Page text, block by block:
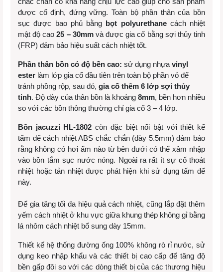
được cố định, đứng vững. Toàn bộ phần thân của bồn
sục được bao phủ bằng bọt polyurethane cách nhiệt
mật độ cao25 – 30mmvà được gia cố bằng sợi thủy tinh
(FRP) đảm bảo hiệu suất cách nhiệt tốt.
Phần thân bồn có độ bền cao: sử dụng nhựa vinyl
ester làm lớp gia cố đầu tiên trên toàn bộ phần vỏ để
tránh phồng rộp, sau đó, gia cố thêm 6 lớp sợi thủy
tinh. Độ dày của thân bồn là khoảng 8mm, bền hơn nhiều
so với các bồn thông thường chỉ gia cố 3 – 4 lớp.
Bồn jacuzzi HL-1802 còn đặc biệt nổi bật với thiết kế
tấm đế cách nhiệt ABS chắc chắn (dày 5.5mm) đảm bảo
rằng không có hơi ẩm nào từ bên dưới có thể xâm nhập
vào bồn tắm sục nước nóng. Ngoài ra rất ít sự cố thoát
nhiệt hoặc tản nhiệt được phát hiện khi sử dụng tấm đế
này.
Để gia tăng tối đa hiệu quả cách nhiệt, cũng lắp đặt thêm
yếm cách nhiệt ở khu vực giữa khung thép không gỉ bằng
lá nhôm cách nhiệt bổ sung dày 15mm.
Thiết kế hệ thống đường ống 100% không rò rỉ nước, sử
dụng keo nhập khẩu và các thiết bị cao cấp để tăng độ
bền gấp đôi so với các dòng thiết bị của các thương hiệu